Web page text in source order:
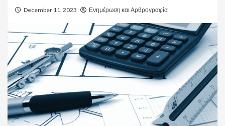
December 11, 2023 Ενημέρωση και Αρθρογραφία